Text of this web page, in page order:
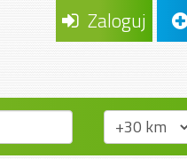
Zaloguj